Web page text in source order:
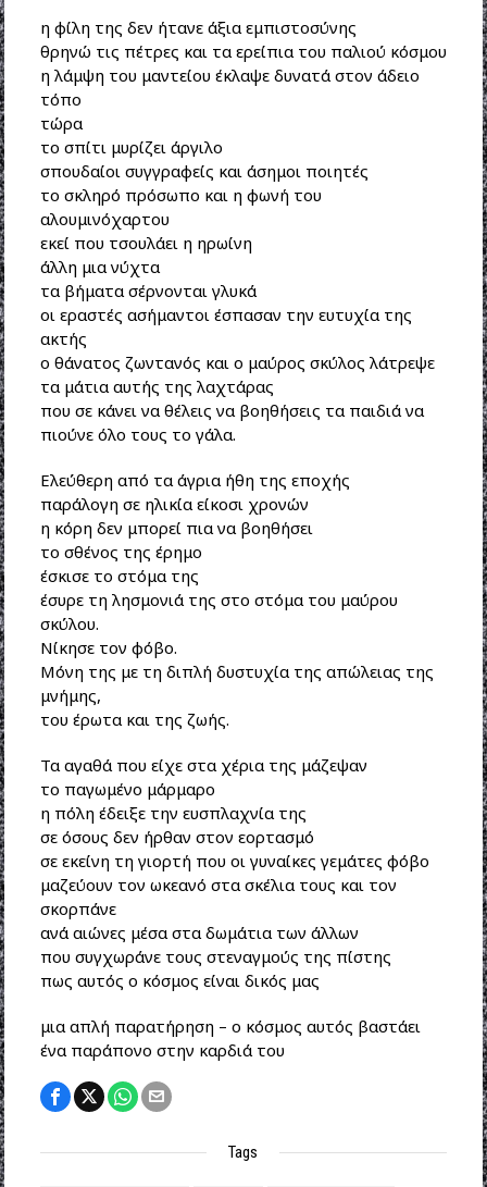
η φίλη της δεν ήτανε άξια εμπιστοσύνης
θρηνώ τις πέτρες και τα ερείπια του παλιού κόσμου
η λάμψη του μαντείου έκλαψε δυνατά στον άδειο
τόπο
τώρα
το σπίτι μυρίζει άργιλο
σπουδαίοι συγγραφείς και άσημοι ποιητές
το σκληρό πρόσωπο και η φωνή του
αλουμινόχαρτου
εκεί που τσουλάει η ηρωίνη
άλλη μια νύχτα
τα βήματα σέρνονται γλυκά
οι εραστές ασήμαντοι έσπασαν την ευτυχία της
ακτής
ο θάνατος ζωντανός και ο μαύρος σκύλος λάτρεψε
τα μάτια αυτής της λαχτάρας
που σε κάνει να θέλεις να βοηθήσεις τα παιδιά να
πιούνε όλο τους το γάλα.
Ελεύθερη από τα άγρια ήθη της εποχής
παράλογη σε ηλικία είκοσι χρονών
η κόρη δεν μπορεί πια να βοηθήσει
το σθένος της έρημο
έσκισε το στόμα της
έσυρε τη λησμονιά της στο στόμα του μαύρου
σκύλου.
Νίκησε τον φόβο.
Μόνη της με τη διπλή δυστυχία της απώλειας της
μνήμης,
του έρωτα και της ζωής.
Τα αγαθά που είχε στα χέρια της μάζεψαν
το παγωμένο μάρμαρο
η πόλη έδειξε την ευσπλαχνία της
σε όσους δεν ήρθαν στον εορτασμό
σε εκείνη τη γιορτή που οι γυναίκες γεμάτες φόβο
μαζεύουν τον ωκεανό στα σκέλια τους και τον
σκορπάνε
ανά αιώνες μέσα στα δωμάτια των άλλων
που συγχωράνε τους στεναγμούς της πίστης
πως αυτός ο κόσμος είναι δικός μας
μια απλή παρατήρηση – ο κόσμος αυτός βαστάει
ένα παράπονο στην καρδιά του
Tags